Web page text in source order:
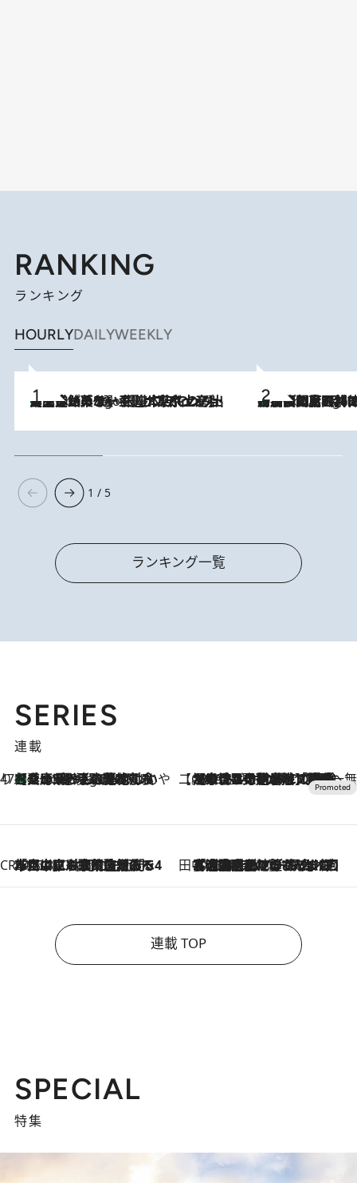
RANKING
ランキング
HOURLYDAILYWEEKLY
7 Hours Ago
【間違いのない王道・東京土産】資生堂パーラー 銀座本店でのみ出会える銘菓5選《極上プディング・濃厚チーズケーキ・ボンボンショコラほか》 7 Hours Ago
「最後に見られてよかった」上野動物園の東園パンダ舎が解体前に特別公開。8月16日まで延長されたパネル展と共に辿る“半世紀”のパンダ飼育《解体工事の図面あり》
1 / 5
ランキング一覧
SERIES
連載
47都道府県の手みやげ ひんやりスイーツで夏を満喫
7 Hours Ago
【兵庫県】この夏絶対食べたい 冷やしておいしいおやつ3選 淡路島の恵みをジェラートに集約 【CREA×星野リゾート】唯一無二。癒しと発見が待つ場所へ
2026.8.7
【トンボの足水浴】ヒノキの香りに包まれて涼感マックス！約13℃の湧水かけ流しを避暑地「星野温泉 トンボの湯」で体験
CREA'S CHOICE
2026.8.7
「立川にも歌舞伎があるんだよ」 片岡仁左衛門・市川中車ら豪華座組みで4年目の立川立飛歌舞伎へ 田中稲の勝手に再ブーム
2026.8.7
「湘南乃風に憧れて」観客大盛上がりの“タオル回し”に、ラッパー顔負けの高速歌唱まで…さだまさし（74）のアグレッシブすぎる現在地
連載 TOP
SPECIAL
特集